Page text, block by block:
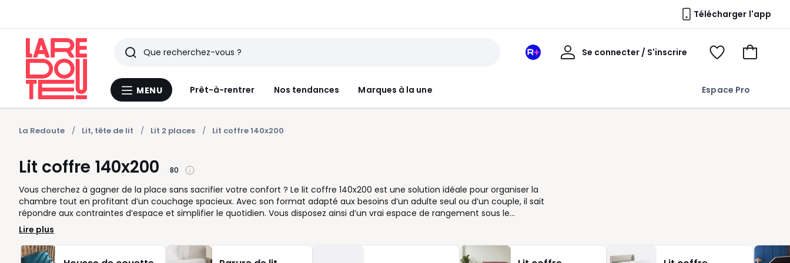
Télécharger l'app
Menu
MENU Prêt-à-rentrer Nos tendances Marques à la une Espace Pro
Rechercher
Derniers
articles
vus
Mon
Se connecter / S'inscrire
Mon
Voir
Voir
La Redoute Lit, tête de lit Lit 2 places Lit coffre 140x200
Lit coffre 140x200 80
Vous cherchez à gagner de la place sans sacrifier votre confort ? Le lit coffre 140x200 est une solution idéale pour organiser la
chambre tout en profitant d’un couchage spacieux. Avec son format adapté aux besoins d’un adulte seul ou d’un couple, il sait
répondre aux contraintes d’espace et simplifier le quotidien. Vous disposez ainsi d’un vrai espace de rangement sous le
sommier, pratique pour garder vos affaires à portée de main sans encombrer la pièce. Grâce à son système relevable, l’accès
au coffre est facile et sécurisé. Plus besoin de multiplier les meubles : le lit devient un élément deux-en-un. Vous rangez
couettes, oreillers ou vêtements en quelques secondes et profitez d’une chambre toujours dégagée. Certaines versions
proposent un sommier à lattes déjà inclus, pensé pour soutenir efficacement le matelas et favoriser un sommeil réparateur.
Lire plus